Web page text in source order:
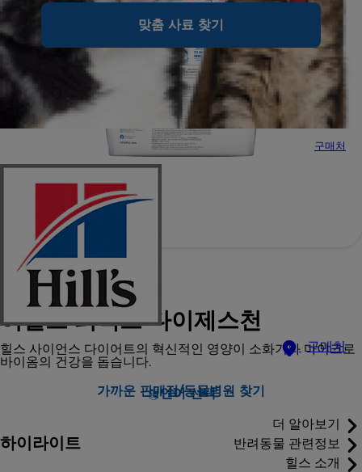
맞춤 사료 찾기
구매처
구매처
언어 선택
더 알아보기
반려동물 관련정보
힐스 소개
힐스 사이언스 다이어트
어덜트 퍼펙트 다이제스천
힐스 사이언스 다이어트의 혁신적인 영양이 소화기와 마이크로
바이옴의 건강을 돕습니다.
가까운 판매점/동물병원 찾기
하이라이트